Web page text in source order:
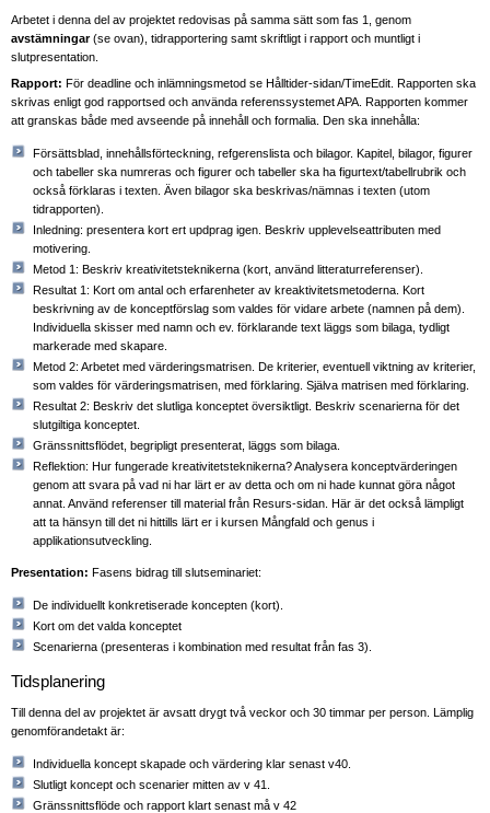
Arbetet i denna del av projektet redovisas på samma sätt som fas 1, genom
avstämningar(se ovan), tidrapportering samt skriftligt i rapport och muntligt i
slutpresentation.
Rapport: För deadline och inlämningsmetod se Hålltider-sidan/TimeEdit. Rapporten ska
skrivas enligt god rapportsed och använda referenssystemet APA. Rapporten kommer
att granskas både med avseende på innehåll och formalia. Den ska innehålla:
Försättsblad, innehållsförteckning, refgerenslista och bilagor. Kapitel, bilagor, figurer
och tabeller ska numreras och figurer och tabeller ska ha figurtext/tabellrubrik och
också förklaras i texten. Även bilagor ska beskrivas/nämnas i texten (utom
tidrapporten).
Inledning: presentera kort ert updprag igen. Beskriv upplevelseattributen med
motivering.
Metod 1: Beskriv kreativitetsteknikerna (kort, använd litteraturreferenser).
Resultat 1: Kort om antal och erfarenheter av kreaktivitetsmetoderna. Kort
beskrivning av de konceptförslag som valdes för vidare arbete (namnen på dem).
Individuella skisser med namn och ev. förklarande text läggs som bilaga, tydligt
markerade med skapare.
Metod 2: Arbetet med värderingsmatrisen. De kriterier, eventuell viktning av kriterier,
som valdes för värderingsmatrisen, med förklaring. Själva matrisen med förklaring.
Resultat 2: Beskriv det slutliga konceptet översiktligt. Beskriv scenarierna för det
slutgiltiga konceptet.
Gränssnittsflödet, begripligt presenterat, läggs som bilaga.
Reflektion: Hur fungerade kreativitetsteknikerna? Analysera konceptvärderingen
genom att svara på vad ni har lärt er av detta och om ni hade kunnat göra något
annat. Använd referenser till material från Resurs-sidan. Här är det också lämpligt
att ta hänsyn till det ni hittills lärt er i kursen Mångfald och genus i
applikationsutveckling.
Presentation: Fasens bidrag till slutseminariet:
De individuellt konkretiserade koncepten (kort).
Kort om det valda konceptet
Scenarierna (presenteras i kombination med resultat från fas 3).
Tidsplanering
Till denna del av projektet är avsatt drygt två veckor och 30 timmar per person. Lämplig
genomförandetakt är:
Individuella koncept skapade och värdering klar senast v40.
Slutligt koncept och scenarier mitten av v 41.
Gränssnittsflöde och rapport klart senast må v 42